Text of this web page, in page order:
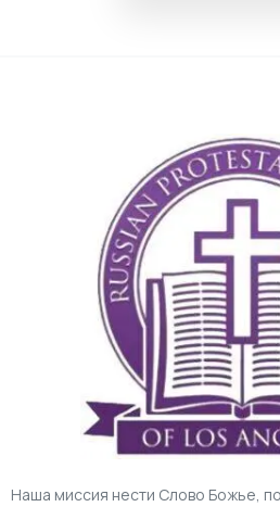
Наша миссия нести Слово Божье,